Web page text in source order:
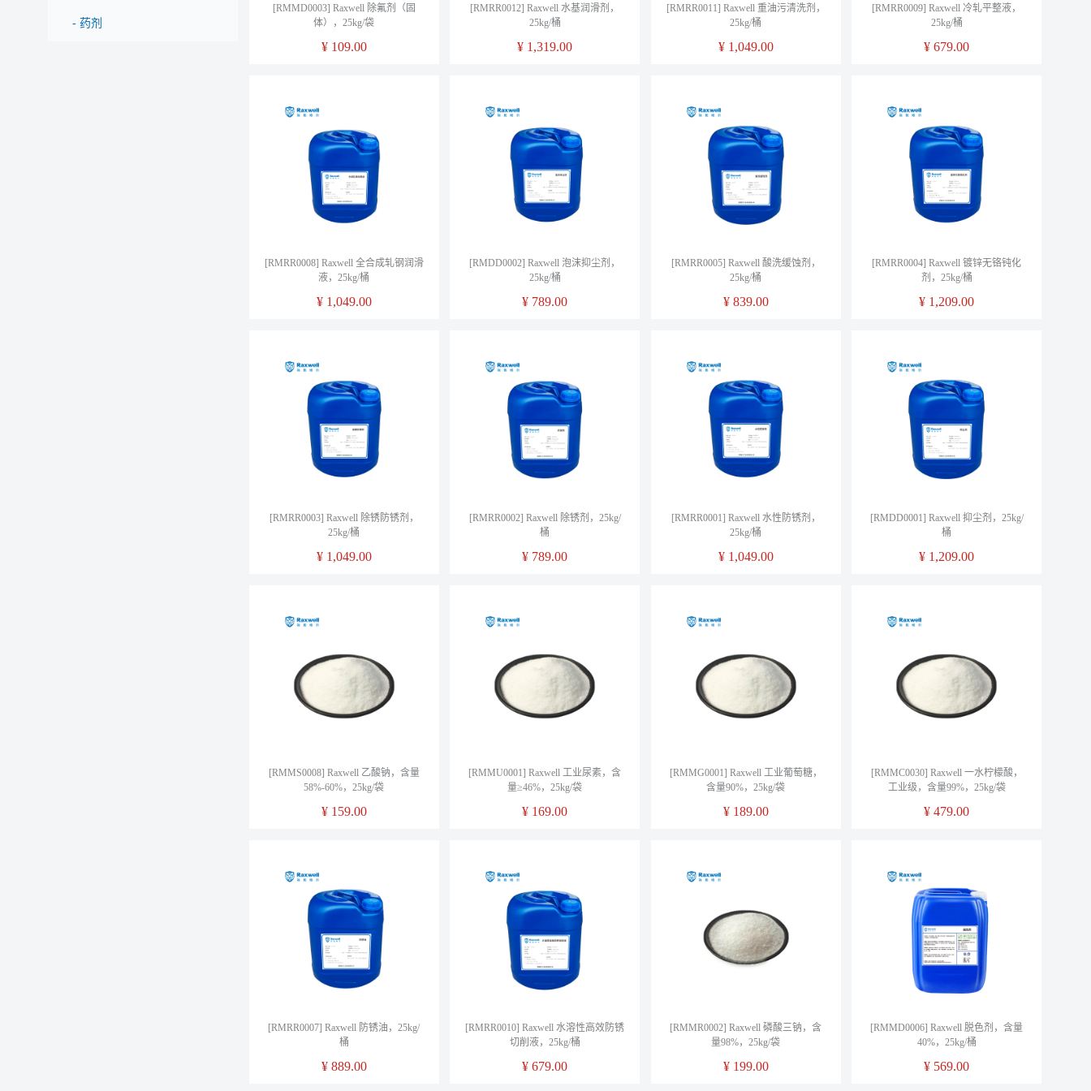
- 药剂
[RMMD0003] Raxwell 除氟剂（固
体），25kg/袋
¥ 109.00
[RMRR0012] Raxwell 水基润滑剂，
25kg/桶
¥ 1,319.00
[RMRR0011] Raxwell 重油污清洗剂，
25kg/桶
¥ 1,049.00
[RMRR0009] Raxwell 冷轧平整液，
25kg/桶
¥ 679.00
[RMRR0008] Raxwell 全合成轧钢润滑
液，25kg/桶
¥ 1,049.00
[RMDD0002] Raxwell 泡沫抑尘剂，
25kg/桶
¥ 789.00
[RMRR0005] Raxwell 酸洗缓蚀剂，
25kg/桶
¥ 839.00
[RMRR0004] Raxwell 镀锌无铬钝化
剂，25kg/桶
¥ 1,209.00
[RMRR0003] Raxwell 除锈防锈剂，
25kg/桶
¥ 1,049.00
[RMRR0002] Raxwell 除锈剂，25kg/
桶
¥ 789.00
[RMRR0001] Raxwell 水性防锈剂，
25kg/桶
¥ 1,049.00
[RMDD0001] Raxwell 抑尘剂，25kg/
桶
¥ 1,209.00
[RMMS0008] Raxwell 乙酸钠，含量
58%-60%，25kg/袋
¥ 159.00
[RMMU0001] Raxwell 工业尿素，含
量≥46%，25kg/袋
¥ 169.00
[RMMG0001] Raxwell 工业葡萄糖，
含量90%，25kg/袋
¥ 189.00
[RMMC0030] Raxwell 一水柠檬酸，
工业级，含量99%，25kg/袋
¥ 479.00
[RMRR0007] Raxwell 防锈油，25kg/
桶
¥ 889.00
[RMRR0010] Raxwell 水溶性高效防锈
切削液，25kg/桶
¥ 679.00
[RMMR0002] Raxwell 磷酸三钠，含
量98%，25kg/袋
¥ 199.00
[RMMD0006] Raxwell 脱色剂，含量
40%，25kg/桶
¥ 569.00